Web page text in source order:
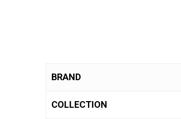
BRAND
COLLECTION